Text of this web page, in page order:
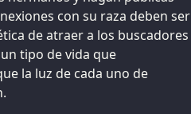
con su raza deben ser
de atraer a los buscadores
tipo de vida que
la luz de cada uno de